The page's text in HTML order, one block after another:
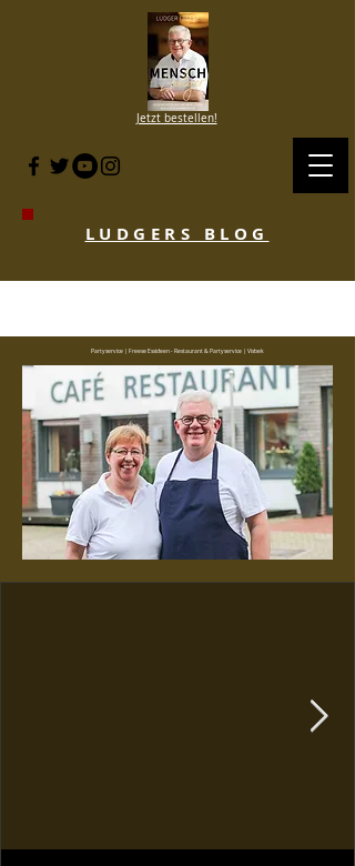
LUDGERS BLOG
Jetzt bestellen!
Partyservice | Freese Essideen - Restaurant & Partyservice | Visbek